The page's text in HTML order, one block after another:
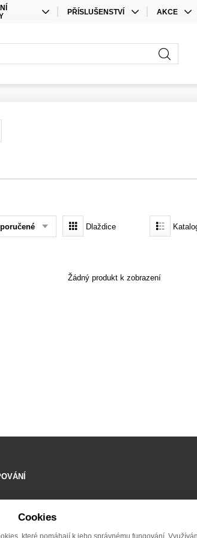
PŘÍSLUŠENSTVÍ
PŘÍSLUŠENSTVÍ ÚLOŽIŠTĚ
AKCE
SADY
Dlaždice
Žádný produkt k zobrazení
Cookies
které pomáhají k jeho správnému fungování.